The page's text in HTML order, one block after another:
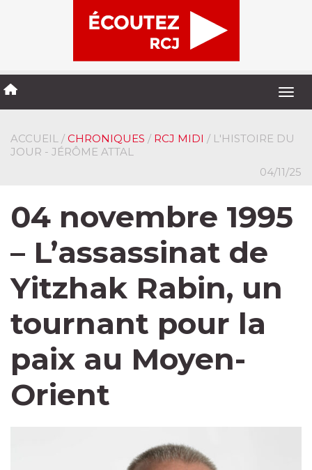
ACCUEIL / CHRONIQUES / RCJ MIDI / L'HISTOIRE DU
JOUR - JÉRÔME ATTAL
04/11/25
04 novembre 1995
– L’assassinat de
Yitzhak Rabin, un
tournant pour la
paix au Moyen-
Orient